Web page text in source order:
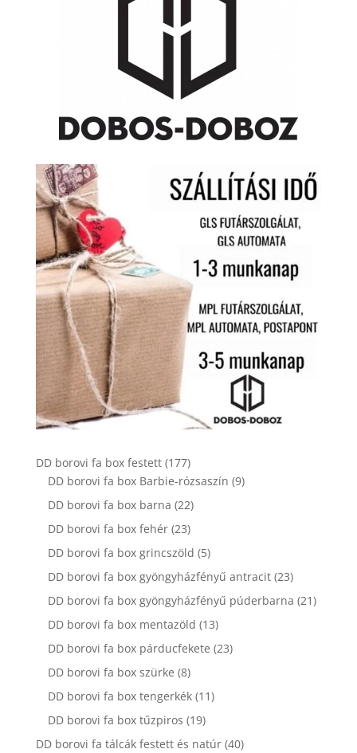
DD borovi fa box festett 177177
termék
DD borovi fa box Barbie-rózsaszín 99
DD borovi fa box barna 2222
termék
DD borovi fa box fehér 2323
termék
DD borovi fa box grincszöld 55
termék
DD borovi fa box gyöngyházfényű antracit 2323
termék
DD borovi fa box gyöngyházfényű púderbarna 2121
DD borovi fa box mentazöld 1313
termék
DD borovi fa box párducfekete 2323
DD borovi fa box szürke 88
termék
DD borovi fa box tengerkék 1111
DD borovi fa box tűzpiros 1919
termék
DD borovi fa tálcák festett és natúr 4040